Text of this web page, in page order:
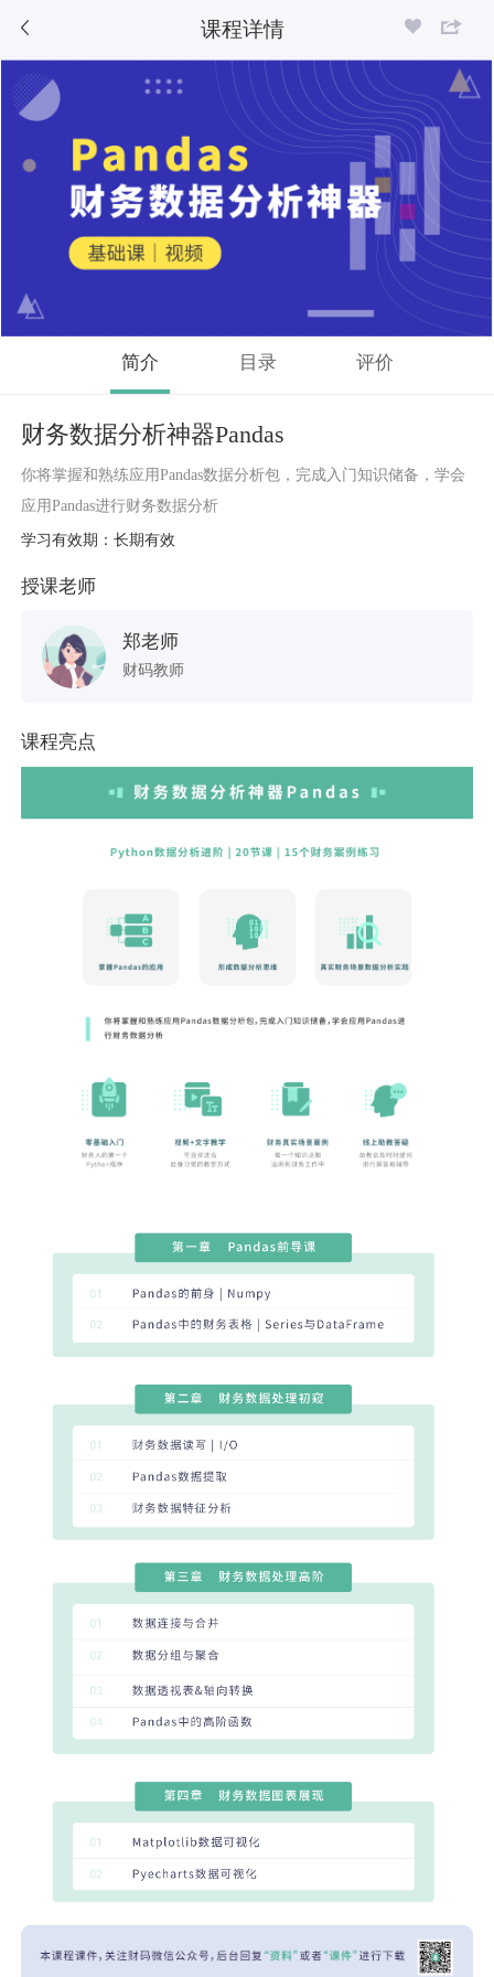
课程详情
简介 目录 评价
财务数据分析神器Pandas
你将掌握和熟练应用Pandas数据分析包，完成入门知识储备，学会
应用Pandas进行财务数据分析
学习有效期：长期有效
授课老师
郑老师
财码教师
课程亮点